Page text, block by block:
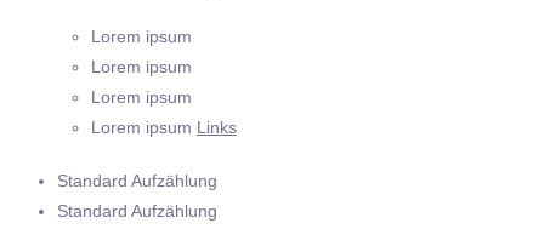
Lorem ipsum
Lorem ipsum
Lorem ipsum
Lorem ipsum Links
Standard Aufzählung
Standard Aufzählung